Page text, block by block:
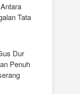
Tata
Dur
Penuh